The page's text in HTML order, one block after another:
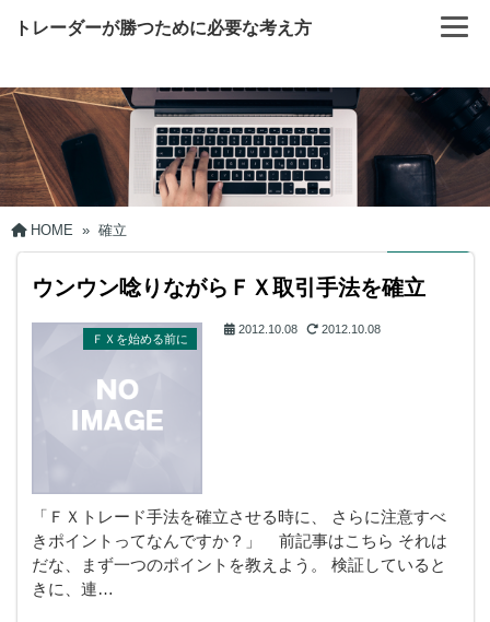
トレーダーが勝つために必要な考え方
HOME » 確立
ウンウン唸りながらＦＸ取引手法を確立
ＦＸを始める前に
2012.10.08 2012.10.08
「ＦＸトレード手法を確立させる時に、 さらに注意すべ
きポイントってなんですか？」 前記事はこちら それは
だな、まず一つのポイントを教えよう。 検証していると
きに、連…